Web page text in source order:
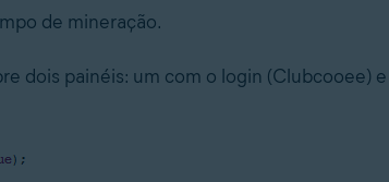
de mineração.
dois painéis: um com o login (Clubcooee)